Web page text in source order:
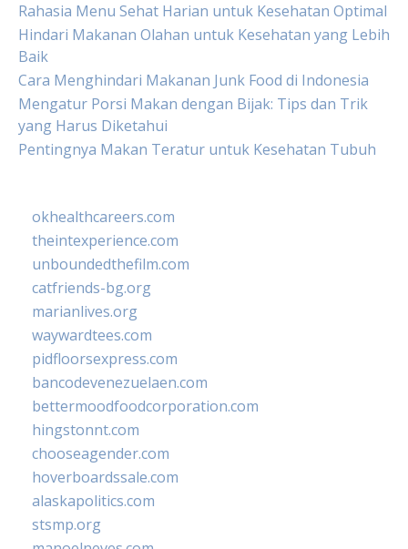
Rahasia Menu Sehat Harian untuk Kesehatan Optimal
Hindari Makanan Olahan untuk Kesehatan yang Lebih
Baik
Cara Menghindari Makanan Junk Food di Indonesia
Mengatur Porsi Makan dengan Bijak: Tips dan Trik
yang Harus Diketahui
Pentingnya Makan Teratur untuk Kesehatan Tubuh
okhealthcareers.com
theintexperience.com
unboundedthefilm.com
catfriends-bg.org
marianlives.org
waywardtees.com
pidfloorsexpress.com
bancodevenezuelaen.com
bettermoodfoodcorporation.com
hingstonnt.com
chooseagender.com
hoverboardssale.com
alaskapolitics.com
stsmp.org